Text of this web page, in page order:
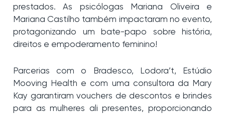
prestados. As psicólogas Mariana Oliveira e
Mariana Castilho também impactaram no evento,
protagonizando um bate-papo sobre história,
direitos e empoderamento feminino!
Parcerias com o Bradesco, Lodora’t, Estúdio
Mooving Health e com uma consultora da Mary
Kay garantiram vouchers de descontos e brindes
para as mulheres ali presentes, proporcionando